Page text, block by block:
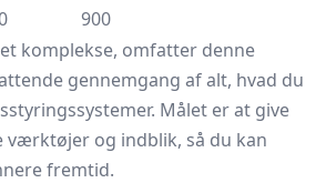
900
komplekse, omfatter denne
gennemgang af alt, hvad du
Målet er at give
værktøjer og indblik, så du kan
fremtid.